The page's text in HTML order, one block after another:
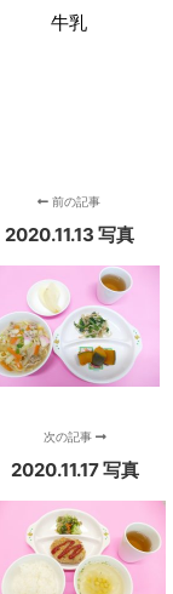
牛乳
前の記事
2020.11.13 写真
次の記事
2020.11.17 写真